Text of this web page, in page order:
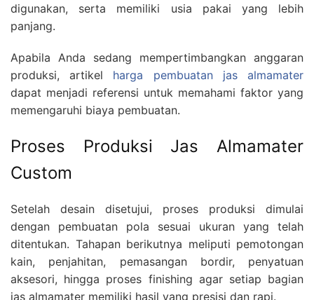
digunakan, serta memiliki usia pakai yang lebih
panjang.
Apabila Anda sedang mempertimbangkan anggaran
produksi, artikel harga pembuatan jas almamater
dapat menjadi referensi untuk memahami faktor yang
memengaruhi biaya pembuatan.
Proses Produksi Jas Almamater
Custom
Setelah desain disetujui, proses produksi dimulai
dengan pembuatan pola sesuai ukuran yang telah
ditentukan. Tahapan berikutnya meliputi pemotongan
kain, penjahitan, pemasangan bordir, penyatuan
aksesori, hingga proses finishing agar setiap bagian
jas almamater memiliki hasil yang presisi dan rapi.